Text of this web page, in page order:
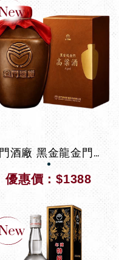
金門酒廠 黑金龍金門高梁酒甕裝 復刻版 1000ML
優惠價：$1388